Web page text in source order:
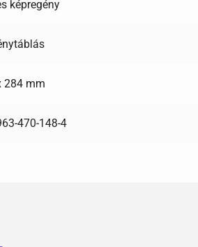
képregény
284 mm
470-148-4